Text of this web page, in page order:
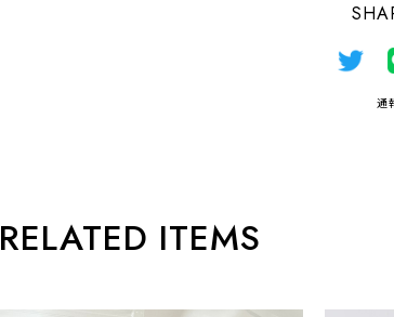
通
RELATED ITEMS